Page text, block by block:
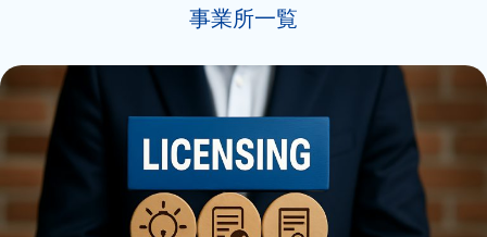
事業所一覧